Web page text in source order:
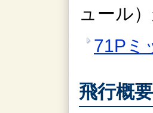
ュール
71Pミ
飛行概要